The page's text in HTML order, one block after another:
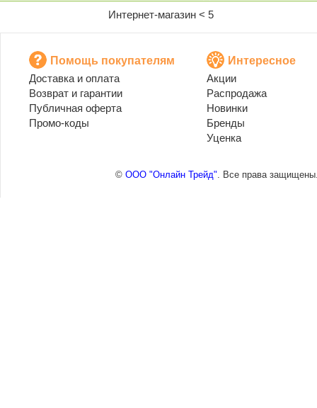
Интернет-магазин < 5
Помощь покупателям
Доставка и оплата
Возврат и гарантии
Публичная оферта
Промо-коды
Интересное
Акции
Распродажа
Новинки
Бренды
Уценка
© ООО "Онлайн Трейд". Все права